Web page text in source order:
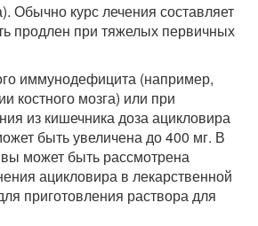
Обычно курс лечения составляет
продлен при тяжелых первичных
иммунодефицита (например,
костного мозга) или при
из кишечника доза ацикловира
быть увеличена до 400 мг. В
может быть рассмотрена
ацикловира в лекарственной
приготовления раствора для